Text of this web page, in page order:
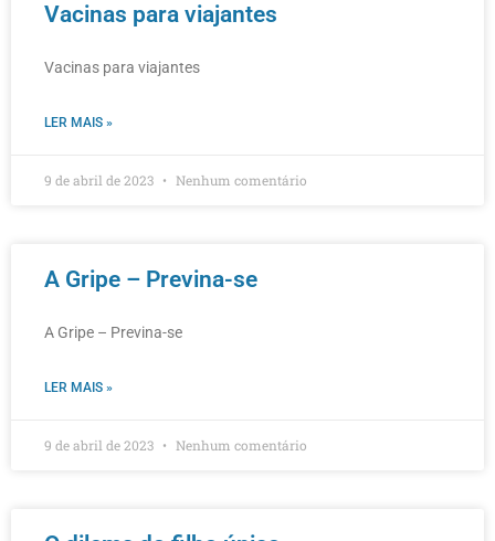
Vacinas para viajantes
Vacinas para viajantes
LER MAIS »
9 de abril de 2023 Nenhum comentário
A Gripe – Previna-se
A Gripe – Previna-se
LER MAIS »
9 de abril de 2023 Nenhum comentário